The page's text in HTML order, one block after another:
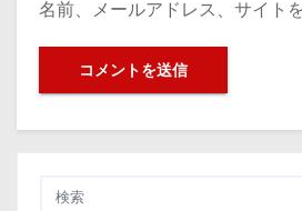
名前、メールアドレス、サイト